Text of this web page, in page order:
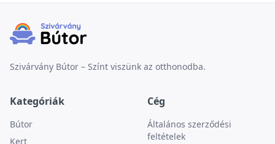
Szivárvány Bútor – Színt viszünk az otthonodba.
Kategóriák
Bútor
Kert
Cég
Általános szerződési
feltételek